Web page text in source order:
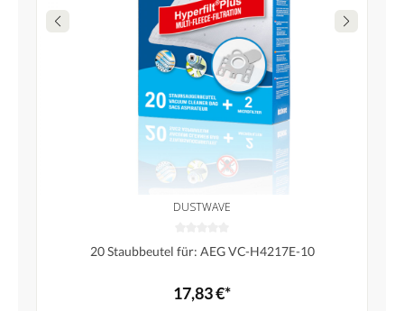
DUSTWAVE
20 Staubbeutel für: AEG VC-H4217E-10
17,83 €*